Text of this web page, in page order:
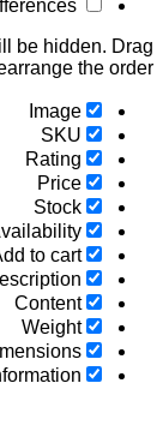
will be hidden.
to rearrange the
Image
SKU
Rating
Price
Stock
Availability
Add to cart
Description
Content
Weight
Dimensions
information